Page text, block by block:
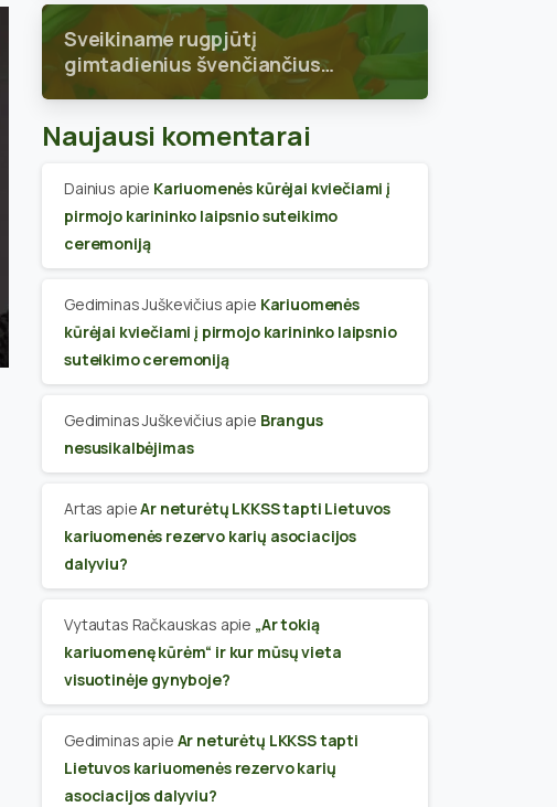
Sveikiname rugpjūtį
gimtadienius švenčiančius
skyriaus narius
Naujausi komentarai
Dainius apie Kariuomenės kūrėjai kviečiami į
pirmojo karininko laipsnio suteikimo
ceremoniją
Gediminas Juškevičius apie Kariuomenės
kūrėjai kviečiami į pirmojo karininko laipsnio
suteikimo ceremoniją
Gediminas Juškevičius apie Brangus
nesusikalbėjimas
Artas apieAr neturėtų LKKSS tapti Lietuvos
kariuomenės rezervo karių asociacijos
dalyviu?
Vytautas Račkauskas apie „Ar tokią
kariuomenę kūrėm“ ir kur mūsų vieta
visuotinėje gynyboje?
Gediminas apie Ar neturėtų LKKSS tapti
Lietuvos kariuomenės rezervo karių
asociacijos dalyviu?